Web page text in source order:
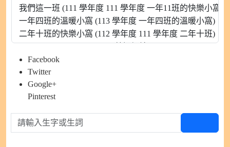
Facebook
Twitter
Google+
Pinterest
請輸入生字或生詞